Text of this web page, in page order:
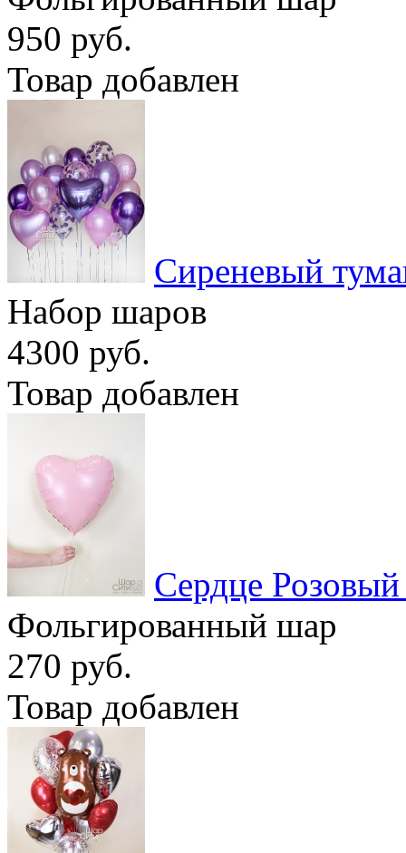
950 руб.
Товар добавлен
Сиреневый
Набор шаров
4300 руб.
Товар добавлен
Сердце
Фольгированный шар
270 руб.
Товар добавлен